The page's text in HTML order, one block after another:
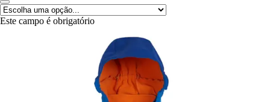
Este campo é obrigatório